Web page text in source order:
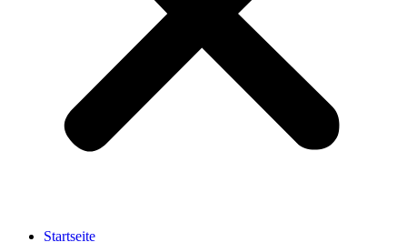
Startseite